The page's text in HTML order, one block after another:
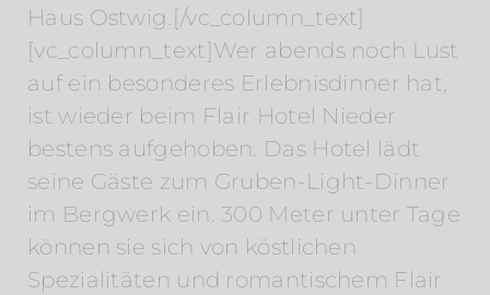
Haus Ostwig.[/vc_column_text]
[vc_column_text]Wer abends noch Lust
auf ein besonderes Erlebnisdinner hat,
ist wieder beim Flair Hotel Nieder
bestens aufgehoben. Das Hotel lädt
seine Gäste zum Gruben-Light-Dinner
im Bergwerk ein. 300 Meter unter Tage
können sie sich von köstlichen
Spezialitäten und romantischem Flair